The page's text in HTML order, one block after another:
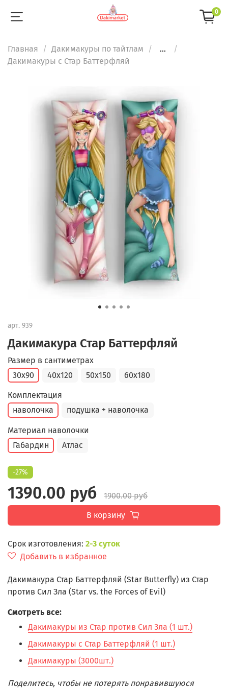
0
Главная Дакимакуры по тайтлам
...
Дакимакуры с Стар Баттерфляй
арт. 939
Дакимакура Стар Баттерфляй
Срок изготовления: 2-3 суток
Добавить в избранное
Размер в сантиметрах
30x90
40x120 50x150 60x180
Комплектация
наволочка
подушка + наволочка
Материал наволочки
Габардин
Атлас
-27%
1390.00 руб
1900.00 руб
В корзину
Дакимакура Стар Баттерфляй (Star Butterfly) из Стар
против Сил Зла (Star vs. the Forces of Evil)
Смотреть все:
Дакимакуры из Стар против Сил Зла (1 шт.)
Дакимакуры с Стар Баттерфляй (1 шт.)
Дакимакуры (3000шт.)
Поделитесь, чтобы не потерять понравившуюся